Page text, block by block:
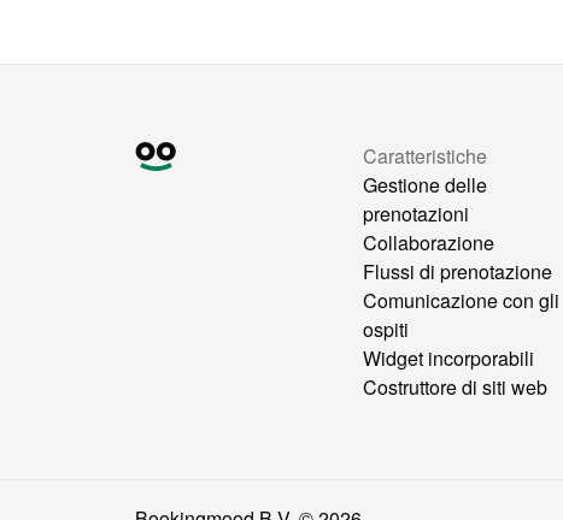
Caratteristiche
Gestione delle
prenotazioni
Collaborazione
Flussi di prenotazione
Comunicazione con gli
ospiti
Widget incorporabili
Costruttore di siti web